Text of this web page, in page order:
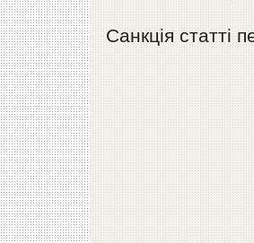
Санкція статті